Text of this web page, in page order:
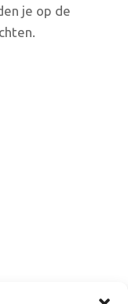
je op de